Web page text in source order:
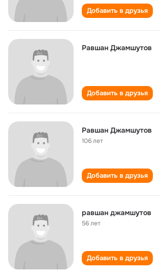
Добавить в друзья
Равшан Джамшутов
Добавить в друзья
Равшан Джамшутов
106 лет
Добавить в друзья
равшан джамшутов
56 лет
Добавить в друзья